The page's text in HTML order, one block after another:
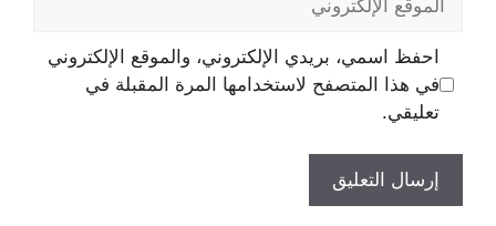
الإلكتروني
احفظ اسمي، بريدي الإلكتروني، والموقع الإلكتروني
في هذا المتصفح لاستخدامها المرة المقبلة في
تعليقي.